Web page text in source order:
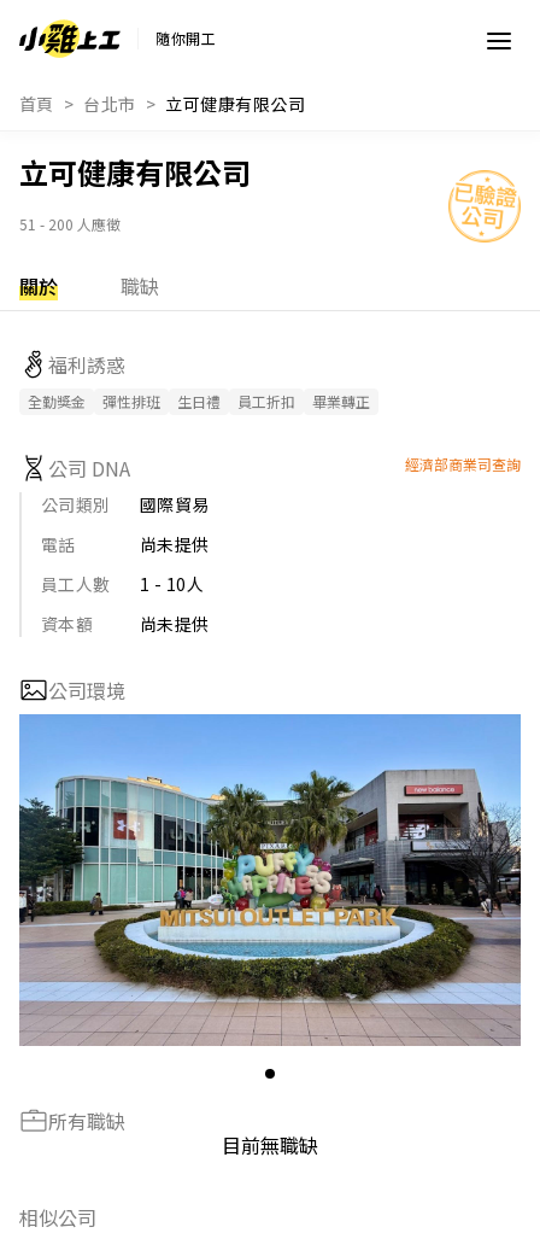
隨你開工
首頁 台北市 立可健康有限公司
立可健康有限公司
51 - 200 人應徵
關於 職缺
福利誘惑
全勤獎金 彈性排班 生日禮 員工折扣 畢業轉正
公司 DNA 經濟部商業司查詢
公司類別
國際貿易
電話
尚未提供
員工人數
1 - 10人
資本額
尚未提供
公司環境
所有職缺
目前無職缺
相似公司